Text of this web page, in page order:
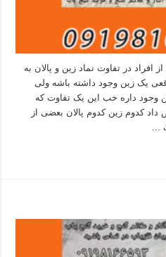
افراد در تفاوت نماد زین و پالان به
واقعی یک زین وجود داشته باشه ولی
وجود داره خب این یک تفاوت که
کدوم زین کدوم پالان بعضی از
…